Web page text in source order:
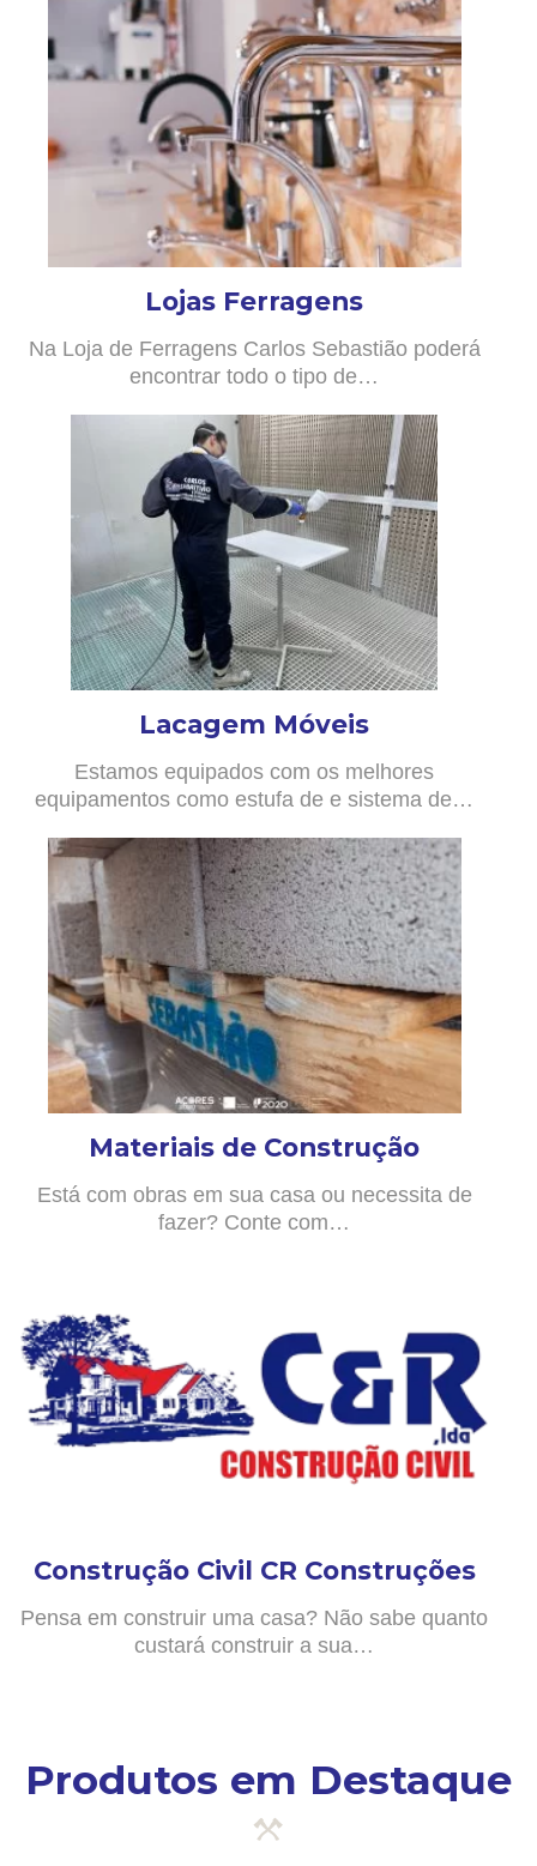
Lojas Ferragens
Na Loja de Ferragens Carlos Sebastião poderá
encontrar todo o tipo de…
Lacagem Móveis
Estamos equipados com os melhores
equipamentos como estufa de e sistema de…
Materiais de Construção
Está com obras em sua casa ou necessita de
fazer? Conte com…
Construção Civil CR Construções
Pensa em construir uma casa? Não sabe quanto
custará construir a sua…
Produtos em Destaque